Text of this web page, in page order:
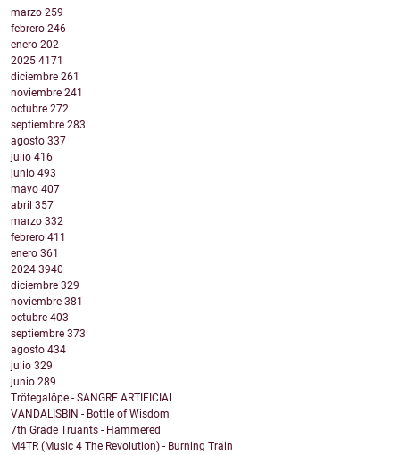
marzo 259
febrero 246
enero 202
2025 4171
diciembre 261
noviembre 241
octubre 272
septiembre 283
agosto 337
julio 416
junio 493
mayo 407
abril 357
marzo 332
febrero 411
enero 361
2024 3940
diciembre 329
noviembre 381
octubre 403
septiembre 373
agosto 434
julio 329
junio 289
Trötegalôpe - SANGRE ARTIFICIAL
VANDALISBIN - Bottle of Wisdom
7th Grade Truants - Hammered
M4TR (Music 4 The Revolution) - Burning Train